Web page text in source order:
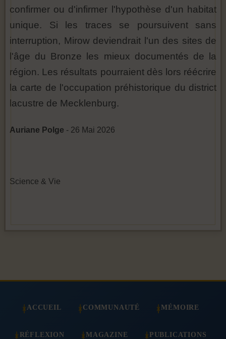
confirmer ou d'infirmer l'hypothèse d'un habitat
unique. Si les traces se poursuivent sans
interruption, Mirow deviendrait l'un des sites de
l'âge du Bronze les mieux documentés de la
région. Les résultats pourraient dès lors réécrire
la carte de l'occupation préhistorique du district
lacustre de Mecklenburg.
Auriane Polge - 26 Mai 2026
Science & Vie
ACCUEIL COMMUNAUTÉ MÉMOIRE
RÉFLEXION MAGAZINE PUBLICATIONS